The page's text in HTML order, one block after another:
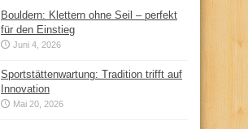
Bouldern: Klettern ohne Seil – perfekt
für den Einstieg
Juni 4, 2026
Sportstättenwartung: Tradition trifft auf
Innovation
Mai 20, 2026